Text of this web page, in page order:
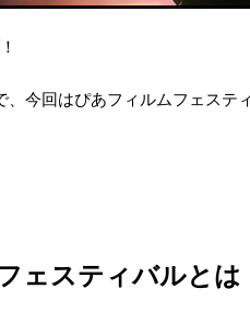
今回はぴあフィルムフェステ
ェスティバルとは